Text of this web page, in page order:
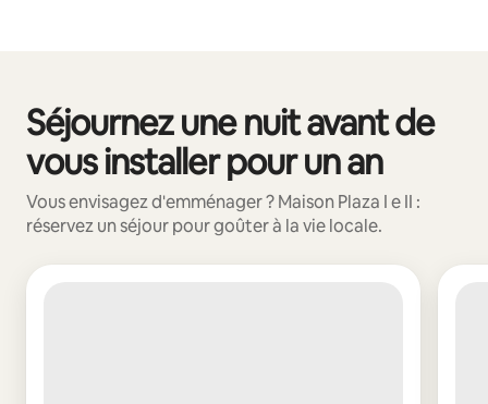
Séjournez une nuit avant de
vous installer pour un an
Vous envisagez d'emménager ? Maison Plaza I e II :
réservez un séjour pour goûter à la vie locale.
0 sur 0 élément visible